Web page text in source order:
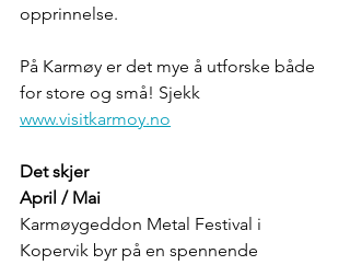
opprinnelse.
På Karmøy er det mye å utforske både
for store og små! Sjekk
www.visitkarmoy.no
Det skjer
April / Mai
Karmøygeddon Metal Festival i
Kopervik byr på en spennende